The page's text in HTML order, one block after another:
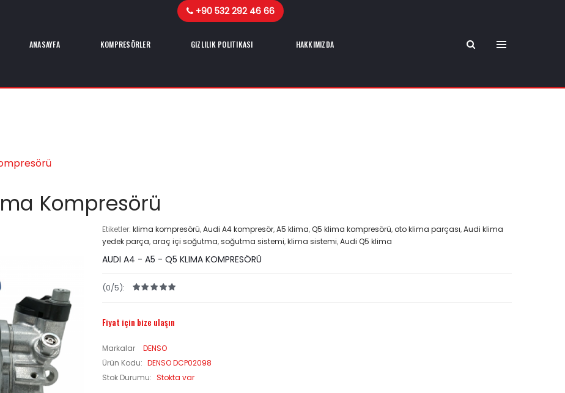
ANASAYFA KOMPRESÖRLER GIZLILIK POLITIKASI HAKKIMIZDA
+90 532 292 46 66
Kompresörü
Etiketler: klima kompresörü,Audi A4 kompresör,A5 klima,Q5 klima kompresörü,oto klima parçası,Audi klima
yedek parça,araç içi soğutma,soğutma sistemi,klima sistemi,Audi Q5 klima
AUDI A4 - A5 - Q5 KLIMA KOMPRESÖRÜ
(0/5):
Fiyat için bize ulaşın
Markalar
DENSO
Ürün Kodu: DENSO DCP02098
Stok Durumu: Stokta var